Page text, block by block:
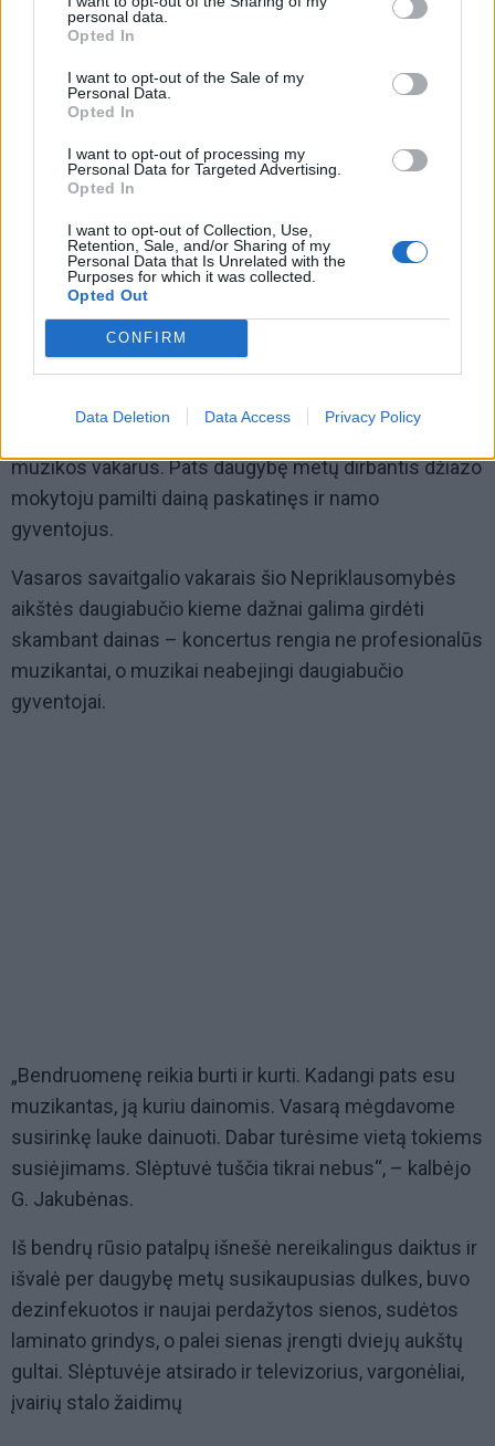
personal data.
Opted In
I want to opt-out of the Sale of my
Personal Data.
Opted In
I want to opt-out of processing my
Personal Data for Targeted Advertising.
Opted In
I want to opt-out of Collection, Use,
Retention, Sale, and/or Sharing of my
Personal Data that Is Unrelated with the
Purposes for which it was collected.
Opted Out
CONFIRM
Data Deletion Data Access Privacy Policy
Slėptuvei pritaikytas suremontuotas patalpas
gyventojai planuoja panaudoti ir kur kas
linksmesniems atvejams.
G. Jakubėnas jau svarsto, kad daugiabučio rūsyje bus
muzikos vakarus. Pats daugybę metų dirbantis džiazo
mokytoju pamilti dainą paskatinęs ir namo
gyventojus.
Vasaros savaitgalio vakarais šio Nepriklausomybės
aikštės daugiabučio kieme dažnai galima girdėti
skambant dainas – koncertus rengia ne profesionalūs
muzikantai, o muzikai neabejingi daugiabučio
gyventojai.
„Bendruomenę reikia burti ir kurti. Kadangi pats esu
muzikantas, ją kuriu dainomis. Vasarą mėgdavome
susirinkę lauke dainuoti. Dabar turėsime vietą tokiems
susiėjimams. Slėptuvė tuščia tikrai nebus“, – kalbėjo
G. Jakubėnas.
Iš bendrų rūsio patalpų išnešė nereikalingus daiktus ir
išvalė per daugybę metų susikaupusias dulkes, buvo
dezinfekuotos ir naujai perdažytos sienos, sudėtos
laminato grindys, o palei sienas įrengti dviejų aukštų
gultai. Slėptuvėje atsirado ir televizorius, vargonėliai,
įvairių stalo žaidimų